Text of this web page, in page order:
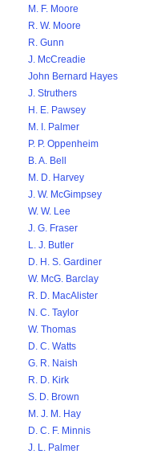
M. F. Moore
R. W. Moore
R. Gunn
J. McCreadie
John Bernard Hayes
J. Struthers
H. E. Pawsey
M. I. Palmer
P. P. Oppenheim
B. A. Bell
M. D. Harvey
J. W. McGimpsey
W. W. Lee
J. G. Fraser
L. J. Butler
D. H. S. Gardiner
W. McG. Barclay
R. D. MacAlister
N. C. Taylor
W. Thomas
D. C. Watts
G. R. Naish
R. D. Kirk
S. D. Brown
M. J. M. Hay
D. C. F. Minnis
J. L. Palmer